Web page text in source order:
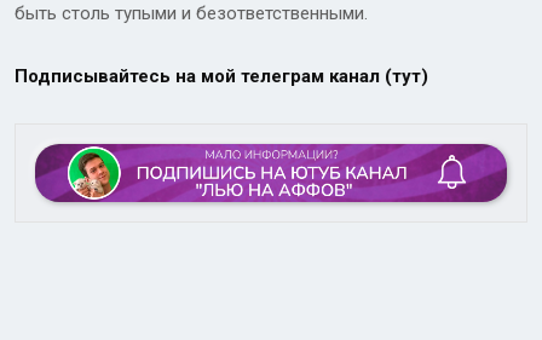
быть столь тупыми и безответственными.
Подписывайтесь на мой телеграм канал (тут)